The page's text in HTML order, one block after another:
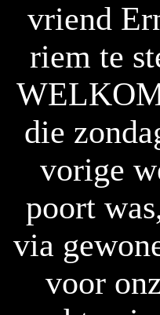
vriend
riem te
die
vorige
poort
via
voor